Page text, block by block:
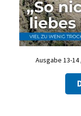
Ausgabe 13-14